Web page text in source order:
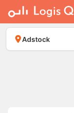
À LOUER
À VENDRE
PLACER UNE
Adstock